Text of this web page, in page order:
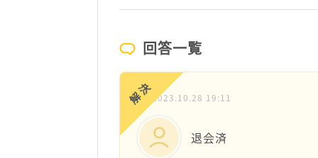
回答一覧
解決2023.10.28 19:11
退会済